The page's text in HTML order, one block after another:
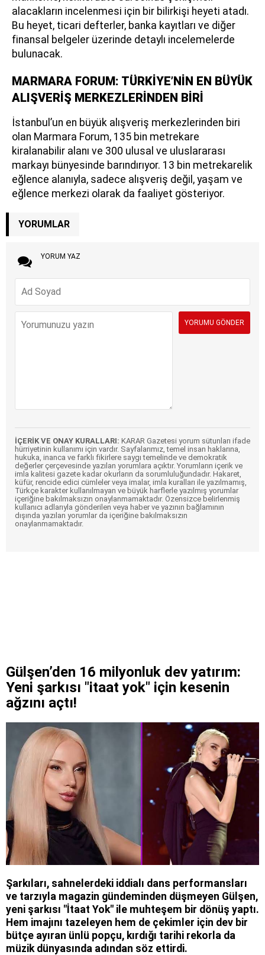
alacakların incelenmesi için bir bilirkişi heyeti atadı.
Bu heyet, ticari defterler, banka kayıtları ve diğer
finansal belgeler üzerinde detaylı incelemelerde
bulunacak.
MARMARA FORUM: TÜRKİYE’NİN EN BÜYÜK
ALIŞVERİŞ MERKEZLERİNDEN BİRİ
İstanbul’un en büyük alışveriş merkezlerinden biri
olan Marmara Forum, 135 bin metrekare
kiralanabilir alanı ve 300 ulusal ve uluslararası
markayı bünyesinde barındırıyor. 13 bin metrekarelik
eğlence alanıyla, sadece alışveriş değil, yaşam ve
eğlence merkezi olarak da faaliyet gösteriyor.
YORUMLAR
YORUM YAZ
İÇERİK VE ONAY KURALLARI: KARAR Gazetesi yorum sütunları ifade
hürriyetinin kullanımı için vardır. Sayfalarımız, temel insan haklarına,
hukuka, inanca ve farklı fikirlere saygı temelinde ve demokratik
değerler çerçevesinde yazılan yorumlara açıktır. Yorumların içerik ve
imla kalitesi gazete kadar okurların da sorumluluğundadır. Hakaret,
küfür, rencide edici cümleler veya imalar, imla kuralları ile yazılmamış,
Türkçe karakter kullanılmayan ve büyük harflerle yazılmış yorumlar
içeriğine bakılmaksızın onaylanmamaktadır. Özensizce belirlenmiş
kullanıcı adlarıyla gönderilen veya haber ve yazının bağlamının
dışında yazılan yorumlar da içeriğine bakılmaksızın
onaylanmamaktadır.
Gülşen’den 16 milyonluk dev yatırım:
Yeni şarkısı "itaat yok" için kesenin
ağzını açtı!
Şarkıları, sahnelerdeki iddialı dans performansları
ve tarzıyla magazin gündeminden düşmeyen Gülşen,
yeni şarkısı "İtaat Yok" ile muhteşem bir dönüş yaptı.
Hem imajını tazeleyen hem de çekimler için dev bir
bütçe ayıran ünlü popçu, kırdığı tarihi rekorla da
müzik dünyasında adından söz ettirdi.